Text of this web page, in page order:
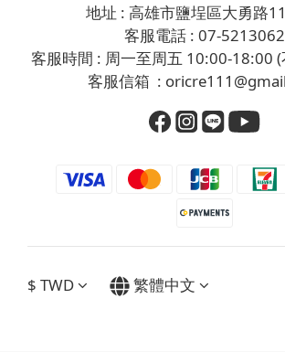
地址 : 高雄市鹽埕區大勇路
客服電話 : 07-5213062
客服時間 : 周一至周五 10:00-18:00
客服信箱 :
$ TWD 繁體中文